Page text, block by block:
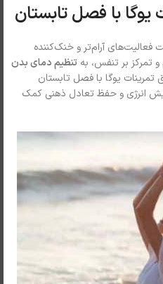
با فصل تابستان
فعالیت‌های آرام‌تر و خنک‌کننده
و تمرکز بر تنفس، به تنظیم دمای بدن
یوگا با فصل تابستان
انرژی و حفظ تعادل ذهنی کمک